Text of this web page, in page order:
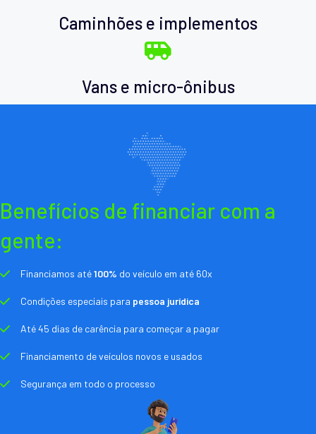
Caminhões e implementos
Vans e micro-ônibus
Benefícios de financiar com a
gente:
Financiamos até100% do veículo em até 60x
Condições especiais para pessoa jurídica
Até 45 dias de carência para começar a pagar
Financiamento de veículos novos e usados
Segurança em todo o processo